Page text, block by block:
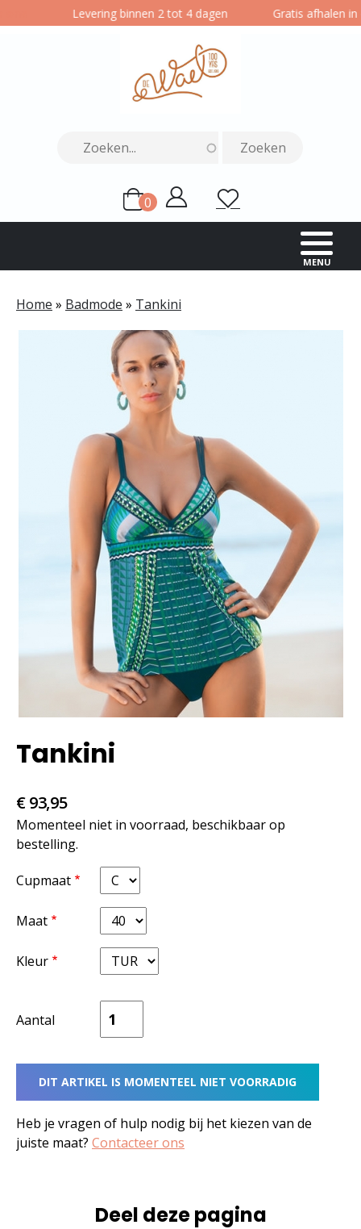
en
Levering binnen 2 tot 4 dagen Gratis afhalen in
0
itemsGebruikersmenu
Mijn
Wensenlijst
MENU
Kruimelpad
Home Badmode Tankini
Tankini
€ 93,95
Momenteel niet in voorraad, beschikbaar op
bestelling.
Cupmaat
Maat
Kleur
Aantal
Heb je vragen of hulp nodig bij het kiezen van de
juiste maat? Contacteer ons
Deel deze pagina